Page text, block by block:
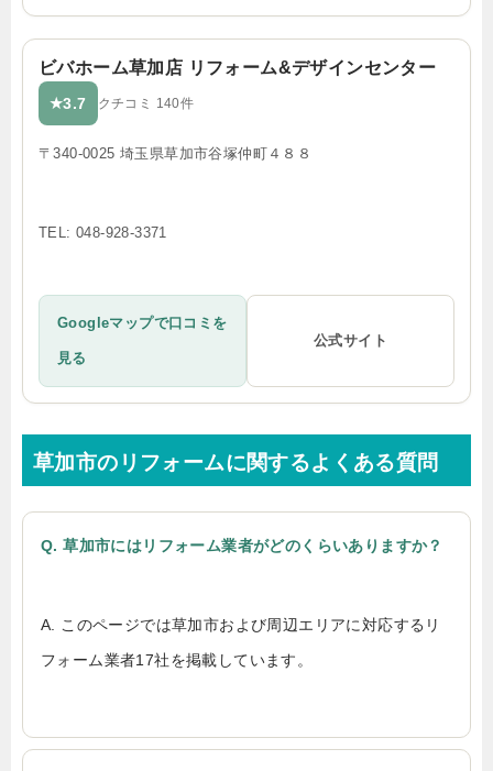
ビバホーム草加店 リフォーム&デザインセンター
★3.7 クチコミ 140件
〒340-0025 埼玉県草加市谷塚仲町４８８
TEL: 048-928-3371
Googleマップで口コミを
見る
公式サイト
草加市のリフォームに関するよくある質問
Q. 草加市にはリフォーム業者がどのくらいありますか？
A. このページでは草加市および周辺エリアに対応するリ
フォーム業者17社を掲載しています。